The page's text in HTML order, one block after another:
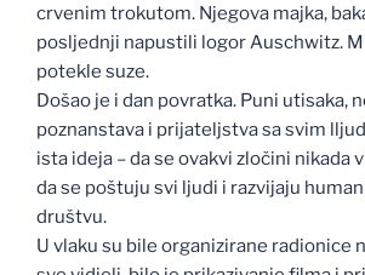
crvenim trokutom. Njegova majka,
posljednji napustili logor Auschwitz.
potekle suze.
Došao je i dan povratka. Puni utisaka,
poznanstava i prijateljstva sa svim
ista ideja – da se ovakvi zločini nikada
da se poštuju svi ljudi i razvijaju
društvu.
U vlaku su bile organizirane radionice